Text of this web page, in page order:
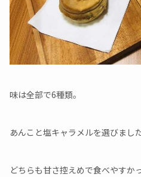
味は全部で6種類。
あんこと塩キャラメルを選びました
どちらも甘さ控えめで食べやすかっ